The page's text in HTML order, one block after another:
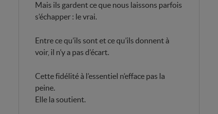
Mais ils gardent ce que nous laissons parfois
s’échapper : le vrai.
Entre ce qu’ils sont et ce qu’ils donnent à
voir, il n’y a pas d’écart.
Cette fidélité à l’essentiel n’efface pas la
peine.
Elle la soutient.